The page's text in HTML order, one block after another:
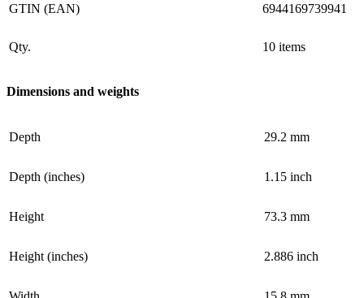
GTIN (EAN) 6944169739941
Qty. 10 items
Dimensions and weights
Depth 29.2 mm
Depth (inches) 1.15 inch
Height 73.3 mm
Height (inches) 2.886 inch